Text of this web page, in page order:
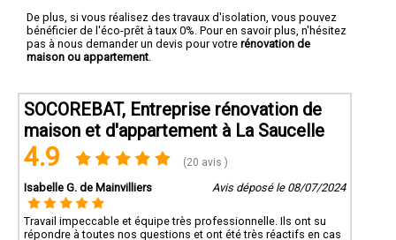
De plus, si vous réalisez des travaux d'isolation, vous pouvez
bénéficier de l'éco-prêt à taux 0%. Pour en savoir plus, n'hésitez
pas à nous demander un devis pour votre rénovation de
maison ou appartement
SOCOREBAT, Entreprise rénovation de
maison et d'appartement à La Saucelle
4.9 (20 avis )
Isabelle G. de Mainvilliers Avis déposé le 08/07/2024
Travail impeccable et équipe très professionnelle. Ils ont su
répondre à toutes nos questions et ont été très réactifs en cas